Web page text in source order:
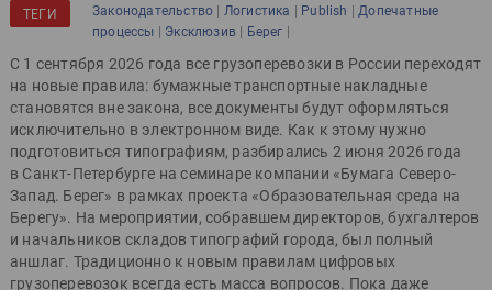
ТЕГИ Законодательство | Логистика | Publish | Допечатные
процессы | Эксклюзив | Берег |
С 1 сентября 2026 года все грузоперевозки в России переходят
на новые правила: бумажные транспортные накладные
становятся вне закона, все документы будут оформляться
исключительно в электронном виде. Как к этому нужно
подготовиться типографиям, разбирались 2 июня 2026 года
в Санкт-Петербурге на семинаре компании «Бумага Северо-
Запад. Берег» в рамках проекта «Образовательная среда на
Берегу». На мероприятии, собравшем директоров, бухгалтеров
и начальников складов типографий города, был полный
аншлаг. Традиционно к новым правилам цифровых
грузоперевозок всегда есть масса вопросов. Пока даже